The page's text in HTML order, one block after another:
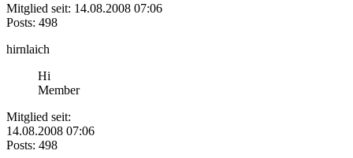
Mitglied seit: 14.08.2008 07:06
Posts: 498
hirnlaich
Hi
Member
Mitglied seit:
14.08.2008 07:06
Posts: 498